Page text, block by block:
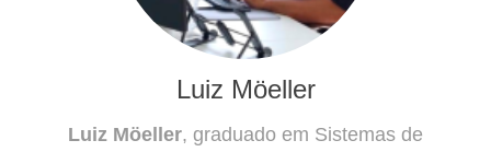
Luiz Möeller
Luiz Möeller, graduado em Sistemas de